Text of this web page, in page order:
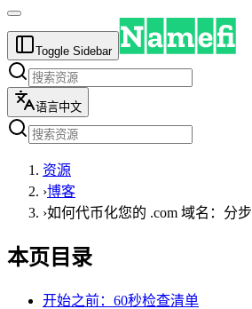
Toggle Sidebar
语言中文
资源
›博客
›如何代币化您的 .com 域名：分步
本页目录
开始之前：60秒检查清单